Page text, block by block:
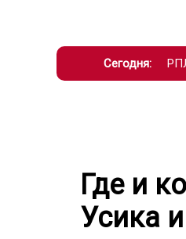
Сегодня:
Где и
Усика